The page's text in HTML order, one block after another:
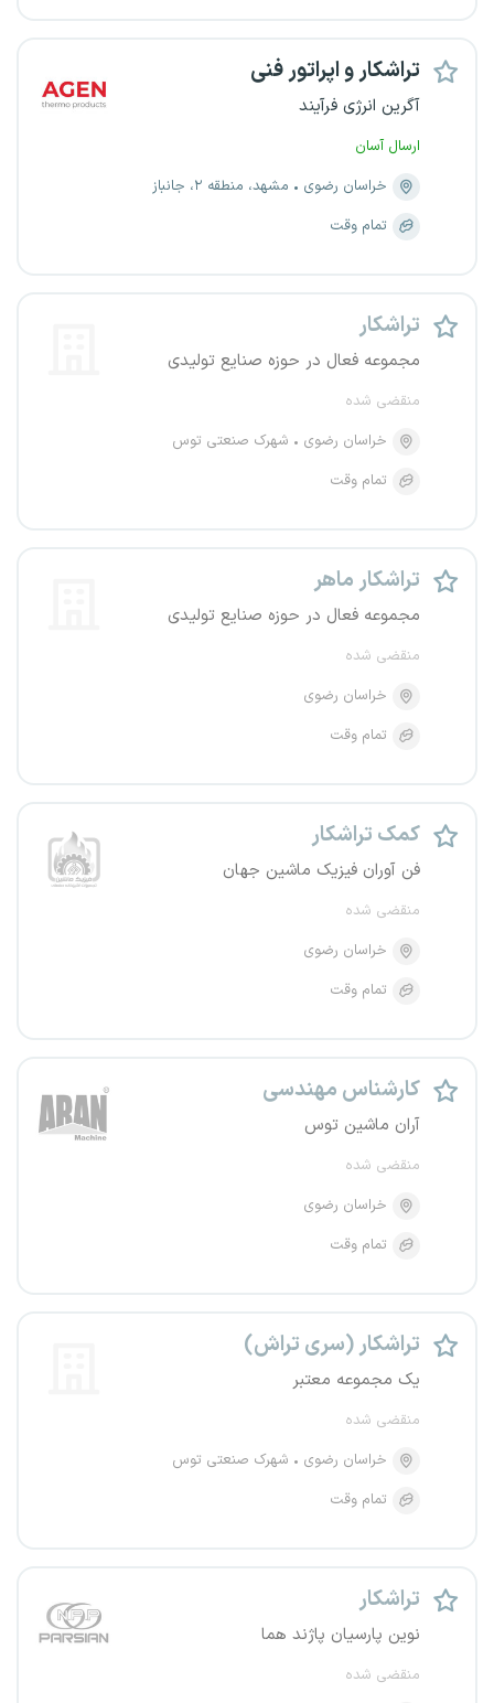
تراشکار و اپراتور فنی
آگرین انرژی فرآیند
ارسال آسان
خراسان رضوی
مشهد، منطقه ۲، جانباز
تمام وقت
تراشکار
مجموعه فعال در حوزه صنایع تولیدی
منقضی شده
خراسان رضوی
شهرک صنعتی توس
تمام وقت
تراشکار ماهر
مجموعه فعال در حوزه صنایع تولیدی
منقضی شده
خراسان رضوی
تمام وقت
کمک تراشکار
فن آوران فیزیک ماشین جهان
منقضی شده
خراسان رضوی
تمام وقت
کارشناس مهندسی
آران ماشین توس
منقضی شده
خراسان رضوی
تمام وقت
تراشکار (سری تراش)
یک مجموعه معتبر
منقضی شده
خراسان رضوی
شهرک صنعتی توس
تمام وقت
تراشکار
نوین پارسیان پاژند هما
منقضی شده